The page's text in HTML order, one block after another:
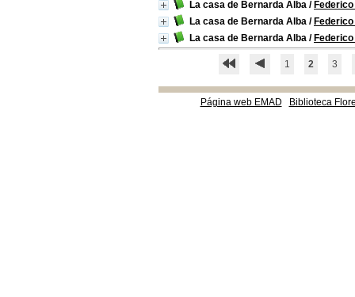
La casa de Bernarda Alba /
La casa de Bernarda Alba /
La casa de Bernarda Alba /
1 2 3
Página web EMAD Biblioteca